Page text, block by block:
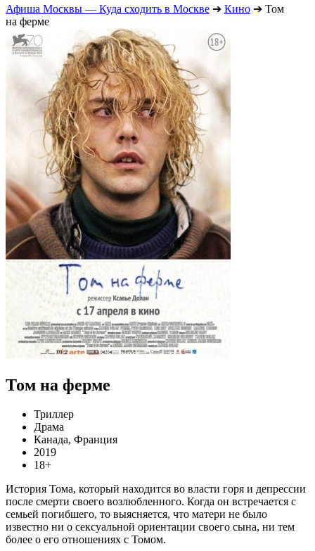
Афиша Москвы — Куда сходить в Москве ➔ Кино ➔ Том
на ферме
Том на ферме
Триллер
Драма
Канада, Франция
2019
18+
История Тома, который находится во власти горя и депрессии
после смерти своего возлюбленного. Когда он встречается с
семьей погибшего, то выясняется, что матери не было
известно ни о сексуальной ориентации своего сына, ни тем
более о его отношениях с Томом.